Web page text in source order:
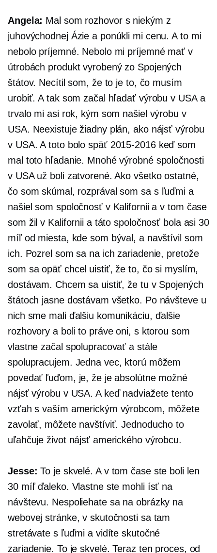
Angela: Mal som rozhovor s niekým z
juhovýchodnej Ázie a ponúkli mi cenu. A to mi
nebolo príjemné. Nebolo mi príjemné mať v
útrobách produkt vyrobený zo Spojených
štátov. Necítil som, že to je to, čo musím
urobiť. A tak som začal hľadať výrobu v USA a
trvalo mi asi rok, kým som našiel výrobu v
USA. Neexistuje žiadny plán, ako nájsť výrobu
v USA. A toto bolo späť 2015-2016keď som
mal toto hľadanie. Mnohé výrobné spoločnosti
v USA už boli zatvorené. Ako všetko ostatné,
čo som skúmal, rozprával som sa s ľuďmi a
našiel som spoločnosť v Kalifornii a v tom čase
som žil v Kalifornii a táto spoločnosť bola asi 30
míľ od miesta, kde som býval, a navštívil som
ich. Pozrel som sa na ich zariadenie, pretože
som sa opäť chcel uistiť, že to, čo si myslím,
dostávam. Chcem sa uistiť, že tu v Spojených
štátoch jasne dostávam všetko. Po návšteve u
nich sme mali ďalšiu komunikáciu, ďalšie
rozhovory a boli to práve oni, s ktorou som
vlastne začal spolupracovať a stále
spolupracujem. Jedna vec, ktorú môžem
povedať ľuďom, je, že je absolútne možné
nájsť výrobu v USA. A keď nadviažete tento
vzťah s vaším americkým výrobcom, môžete
zavolať, môžete navštíviť. Jednoducho to
uľahčuje život nájsť amerického výrobcu.
Jesse: To je skvelé. A v tom čase ste boli len
30 míľ ďaleko. Vlastne ste mohli ísť na
návštevu. Nespoliehate sa na obrázky na
webovej stránke, v skutočnosti sa tam
stretávate s ľuďmi a vidíte skutočné
zariadenie. To je skvelé. Teraz ten proces, od